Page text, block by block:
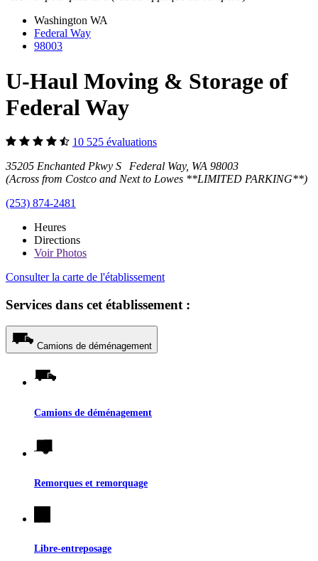
Washington WA
Federal Way
98003
U-Haul Moving & Storage of
Federal Way
10 525 évaluations
35205 Enchanted Pkwy S Federal Way, WA 98003
(Across from Costco and Next to Lowes **LIMITED PARKING**)
(253) 874-2481
Heures
Directions
VoirPhotos
Consulter la carte de l'établissement
Services dans cet établissement :
Camions de déménagement
Camions de déménagement
Remorques et remorquage
Libre-entreposage